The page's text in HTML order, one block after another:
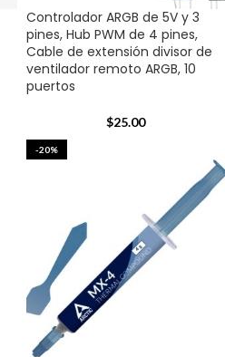
Controlador ARGB de 5V y 3
pines, Hub PWM de 4 pines,
Cable de extensión divisor de
ventilador remoto ARGB, 10
puertos
$25.00
-20%